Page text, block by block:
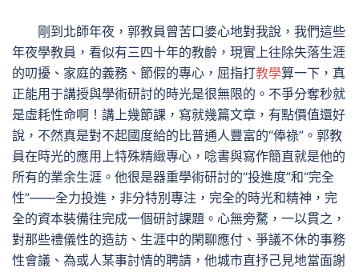
剛到北師年夜，郭教員曾苦口婆心地對我說，我們這些
年夜學教員，看似有三四十年的教齡，現實上往除失落生涯
的叨擾、家庭的義務、節假的專心，屈指打教學算一下，真
正能用于講授與學術研討的時光是很無限的。不爭分奪秒就
是虛耗性命啊！講上幾節課，寫就幾篇文章，有點價值還好
說，不然真是對不起國度給的比普通人豐富的“俸祿”。郭教
員在時光的應用上特殊精緻專心，唸書與寫作簡直就是他的
所有的業余生涯。他很是器重學術研討的“投進度”和“完全
性”——全力投進，非分特別專注，完全的時光和精神，完
全的資本裝備往完成一個研討課題。心無旁騖，一以貫之，
對那些禮儀性的造訪、生涯中的閑聊應付、爭議不休的事務
性會議、為或人某事討情的聘請，他城市直抒己見地當面謝